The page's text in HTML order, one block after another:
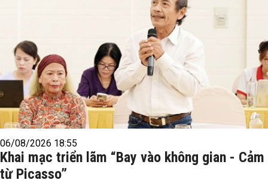
06/08/2026 18:55
Khai mạc triển lãm “Bay vào không gian -
từ Picasso”